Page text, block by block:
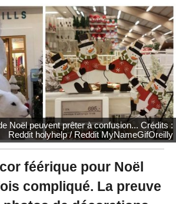
Noël peuvent prêter à confusion... Crédits :
Reddit holyhelp / Reddit MyNameGifOreilly
féérique pour Noël
compliqué. La preuve